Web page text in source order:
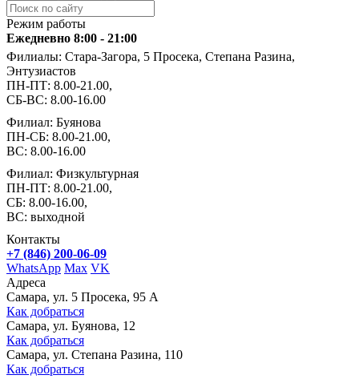
Режим работы
Ежедневно 8:00 - 21:00
Филиалы: Стара-Загора, 5 Просека, Степана Разина,
Энтузиастов
ПН-ПТ: 8.00-21.00,
СБ-ВС: 8.00-16.00
Филиал: Буянова
ПН-СБ: 8.00-21.00,
ВС: 8.00-16.00
Филиал: Физкультурная
ПН-ПТ: 8.00-21.00,
СБ: 8.00-16.00,
ВС: выходной
Контакты
+7 (846) 200-06-09
WhatsApp Max VK
Адреса
Самара, ул. 5 Просека, 95 А
Как добраться
Самара, ул. Буянова, 12
Как добраться
Самара, ул. Степана Разина, 110
Как добраться